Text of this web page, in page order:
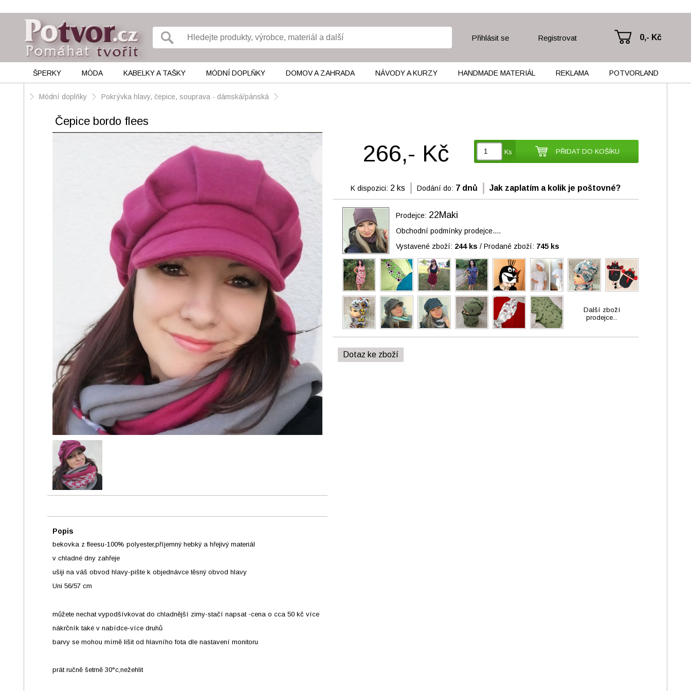
Přihlásit se Registrovat 0,- Kč
ŠPERKY MÓDA KABELKY A TAŠKY MÓDNÍ DOPLŇKY DOMOV A ZAHRADA NÁVODY A KURZY HANDMADE MATERIÁL REKLAMA POTVORLAND
Módní doplňky Pokrývka hlavy, čepice, souprava - dámská/pánská
Čepice bordo flees
266,- Kč Ks PŘIDAT DO KOŠÍKU
K dispozici: 2 ks Dodání do: 7 dnů Jak zaplatím a kolik je poštovné?
Prodejce: 22Maki
Obchodní podmínky prodejce....
Vystavené zboží: 244 ks / Prodané zboží: 745 ks
Další zboží
prodejce...
Dotaz ke zboží
Popis
bekovka z fleesu-100% polyester,příjemný hebký a hřejivý materiál
v chladné dny zahřeje
ušiji na váš obvod hlavy-pište k objednávce těsný obvod hlavy
Uni 56/57 cm
můžete nechat vypodšívkovat do chladnější zimy-stačí napsat -cena o cca 50 kč více
nákrčník také v nabídce-více druhů
barvy se mohou mírně lišit od hlavního fota dle nastavení monitoru
prát ručně šetrně 30°c,nežehlit